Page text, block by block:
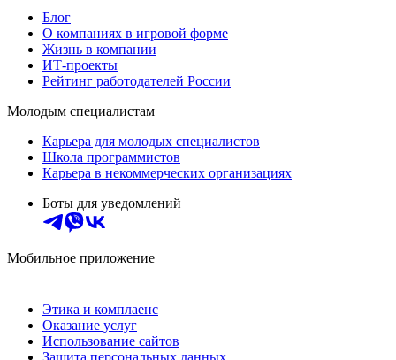
Блог
О компаниях в игровой форме
Жизнь в компании
ИТ-проекты
Рейтинг работодателей России
Молодым специалистам
Карьера для молодых специалистов
Школа программистов
Карьера в некоммерческих организациях
Боты для уведомлений
Мобильное приложение
Этика и комплаенс
Оказание услуг
Использование сайтов
Защита персональных данных